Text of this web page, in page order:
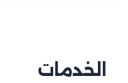
الخدمات